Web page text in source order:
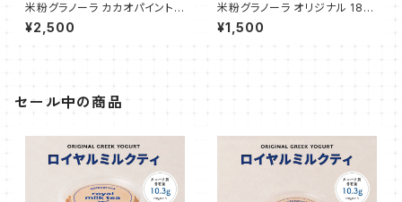
米粉グラノーラ カカオパイント
ロピカル 180g
¥2,500
米粉グラノーラ オリジナル 180
g
¥1,500
セール中の商品